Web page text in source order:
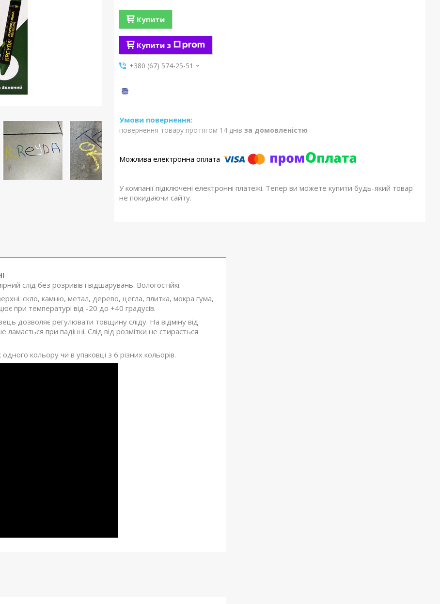
Купити
Купити з
+380 (67) 574-25-51
повернення товару протягом 14 днів за домовленістю
У компанії підключені електронні платежі. Тепер ви можете купити будь-який товар
не покидаючи сайту.
слід без розривів і відшарувань. Вологостійкі.
скло, камню, метал, дерево, цегла, плитка, мокра гума,
при температурі від -20 до +40 градусів.
дозволяє регулювати товщину сліду. На відміну від
ламається при падінні. Слід від розмітки не стирається
кольору чи в упаковці з 6 різних кольорів.